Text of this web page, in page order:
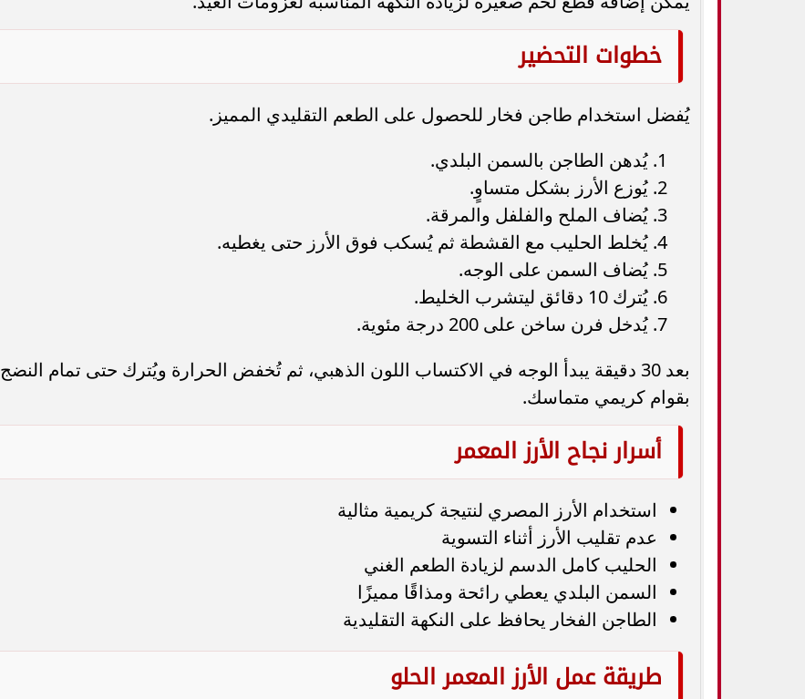
خطوات التحضير
يُفضل استخدام طاجن فخار للحصول على الطعم التقليدي المميز.
يُدهن الطاجن بالسمن البلدي.
يُوزع الأرز بشكل متساوٍ.
يُضاف الملح والفلفل والمرقة.
يُخلط الحليب مع القشطة ثم يُسكب فوق الأرز حتى يغطيه.
يُضاف السمن على الوجه.
يُترك 10 دقائق ليتشرب الخليط.
يُدخل فرن ساخن على 200 درجة مئوية.
بعد 30 دقيقة يبدأ الوجه في الاكتساب اللون الذهبي، ثم تُخفض الحرارة ويُترك حتى تمام النضج
بقوام كريمي متماسك.
أسرار نجاح الأرز المعمر
استخدام الأرز المصري لنتيجة كريمية مثالية
عدم تقليب الأرز أثناء التسوية
الحليب كامل الدسم لزيادة الطعم الغني
السمن البلدي يعطي رائحة ومذاقًا مميزًا
الطاجن الفخار يحافظ على النكهة التقليدية
طريقة عمل الأرز المعمر الحلو